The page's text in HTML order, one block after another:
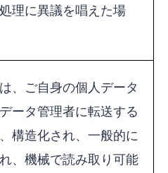
理に異議を唱えた場
、ご自身の個人データ
ータ管理者に転送する
構造化され、一般的に
、機械で読み取り可能